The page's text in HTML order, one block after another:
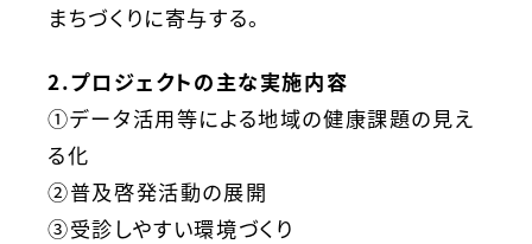
まちづくりに寄与する。
2.プロジェクトの主な実施内容
①データ活用等による地域の健康課題の見え
る化
②普及啓発活動の展開
③受診しやすい環境づくり